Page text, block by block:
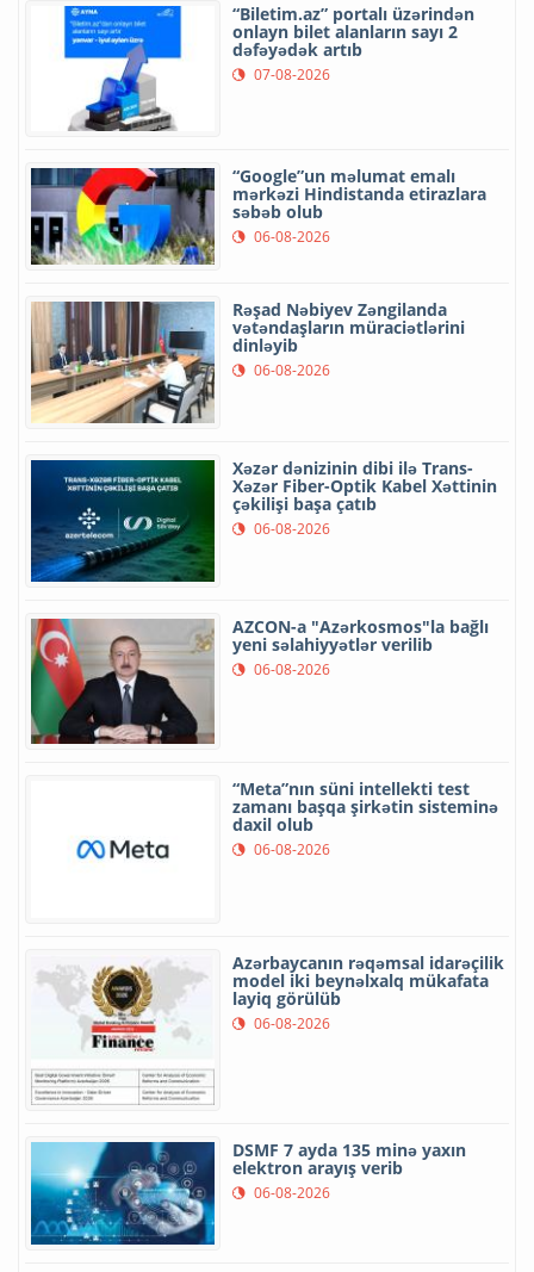
“Biletim.az” portalı üzərindən
onlayn bilet alanların sayı 2
dəfəyədək artıb
07-08-2026
“Google”un məlumat emalı
mərkəzi Hindistanda etirazlara
səbəb olub
06-08-2026
Rəşad Nəbiyev Zəngilanda
vətəndaşların müraciətlərini
dinləyib
06-08-2026
Xəzər dənizinin dibi ilə Trans-
Xəzər Fiber-Optik Kabel Xəttinin
çəkilişi başa çatıb
06-08-2026
AZCON-a "Azərkosmos"la bağlı
yeni səlahiyyətlər verilib
06-08-2026
“Meta”nın süni intellekti test
zamanı başqa şirkətin sisteminə
daxil olub
06-08-2026
Azərbaycanın rəqəmsal idarəçilik
model iki beynəlxalq mükafata
layiq görülüb
06-08-2026
DSMF 7 ayda 135 minə yaxın
elektron arayış verib
06-08-2026